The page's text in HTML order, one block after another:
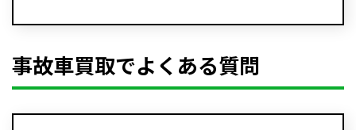
事故車買取でよくある質問